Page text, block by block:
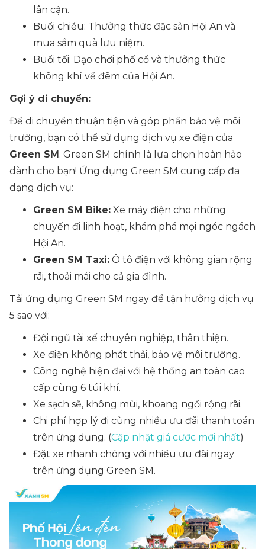
lân cận.
Buổi chiều: Thưởng thức đặc sản Hội An và
mua sắm quà lưu niệm.
Buổi tối: Dạo chơi phố cổ và thưởng thức
không khí về đêm của Hội An.
Gợi ý di chuyển:
Để di chuyển thuận tiện và góp phần bảo vệ môi
trường, bạn có thể sử dụng dịch vụ xe điện của
Green SM. Green SM chính là lựa chọn hoàn hảo
dành cho bạn! Ứng dụng Green SM cung cấp đa
dạng dịch vụ:
Green SM Bike: Xe máy điện cho những
chuyến đi linh hoạt, khám phá mọi ngóc ngách
Hội An.
Green SM Taxi: Ô tô điện với không gian rộng
rãi, thoải mái cho cả gia đình.
Tải ứng dụng Green SM ngay để tận hưởng dịch vụ
5 sao với:
Đội ngũ tài xế chuyên nghiệp, thân thiện.
Xe điện không phát thải, bảo vệ môi trường.
Công nghệ hiện đại với hệ thống an toàn cao
cấp cùng 6 túi khí.
Xe sạch sẽ, không mùi, khoang ngồi rộng rãi.
Chi phí hợp lý đi cùng nhiều ưu đãi thanh toán
trên ứng dụng. (Cập nhật giá cước mới nhất)
Đặt xe nhanh chóng với nhiều ưu đãi ngay
trên ứng dụng Green SM.